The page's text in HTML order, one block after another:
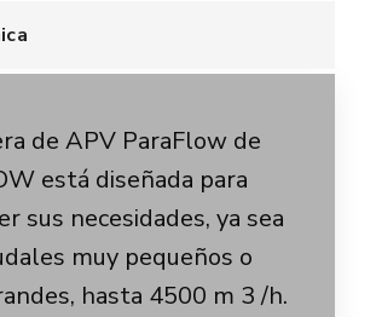
de APV ParaFlow de
está diseñada para
sus necesidades, ya sea
muy pequeños o
hasta 4500 m 3 /h.